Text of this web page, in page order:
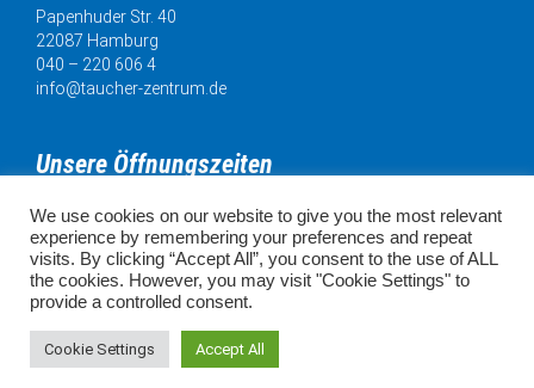
Papenhuder Str. 40
22087 Hamburg
040 – 220 606 4
info@taucher-zentrum.de
Unsere Öffnungszeiten
Mo. 11:00 - 18:00 Uhr
Di. 11:00 - 20:00 Uhr
Mi. 11:00 - 18:00 Uhr
Do. 11:00 - 18:00 Uhr
Fr. 11:00 - 18:00 Uhr
SA. 10:00 - 16:00 Uhr
We use cookies on our website to give you the most relevant
experience by remembering your preferences and repeat
visits. By clicking “Accept All”, you consent to the use of ALL
the cookies. However, you may visit "Cookie Settings" to
provide a controlled consent.
Cookie Settings Accept All